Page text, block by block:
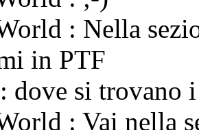
: Nella
in PTF
dove si trovano
: Vai nella